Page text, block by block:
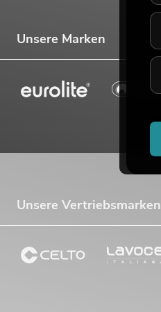
Unsere Marken
Unsere Vertriebsmarken